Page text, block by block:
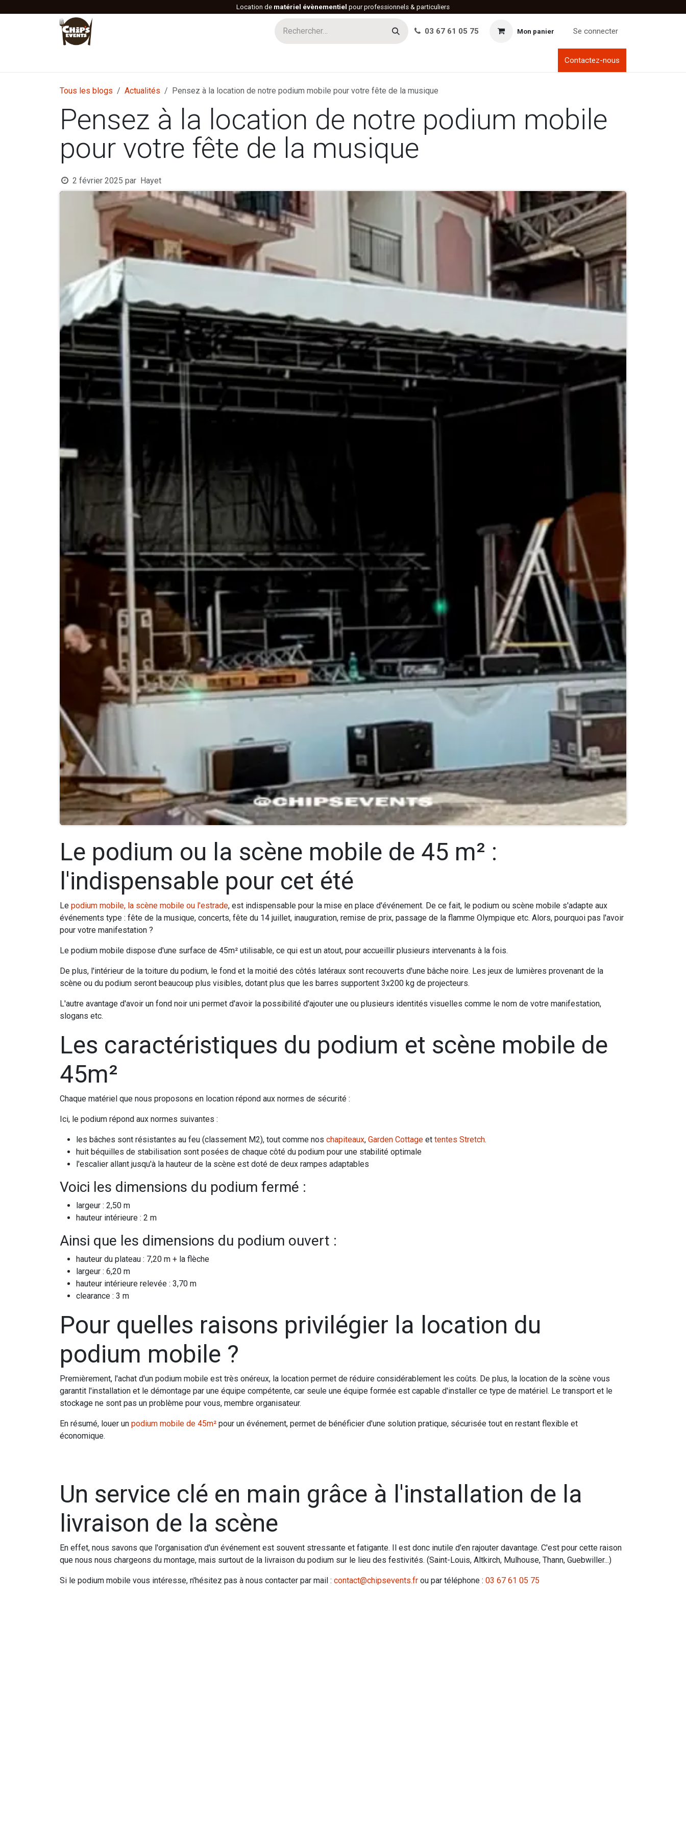
Location de matériel évènementiel pour professionnels & particuliers
03 67 61 05 75 Mon panier Se connecter
Contactez-nous
Tous les blogs Actualités Pensez à la location de notre podium mobile pour votre fête de la musique
Pensez à la location de notre podium mobile
pour votre fête de la musique
2 février 2025 par Hayet
Le podium ou la scène mobile de 45 m² :
l'indispensable pour cet été
Le podium mobile, la scène mobile ou l'estrade, est indispensable pour la mise en place d'événement. De ce fait, le podium ou scène mobile s'adapte aux
événements type : fête de la musique, concerts, fête du 14 juillet, inauguration, remise de prix, passage de la flamme Olympique etc. Alors, pourquoi pas l'avoir
pour votre manifestation ?
Le podium mobile dispose d'une surface de 45m² utilisable, ce qui est un atout, pour accueillir plusieurs intervenants à la fois.
De plus, l'intérieur de la toiture du podium, le fond et la moitié des côtés latéraux sont recouverts d'une bâche noire. Les jeux de lumières provenant de la
scène ou du podium seront beaucoup plus visibles, dotant plus que les barres supportent 3x200 kg de projecteurs.
L'autre avantage d'avoir un fond noir uni permet d'avoir la possibilité d'ajouter une ou plusieurs identités visuelles comme le nom de votre manifestation,
slogans etc.
Les caractéristiques du podium et scène mobile de
45m²
Chaque matériel que nous proposons en location répond aux normes de sécurité :
Ici, le podium répond aux normes suivantes :
les bâches sont résistantes au feu (classement M2), tout comme nos chapiteaux, Garden Cottage et tentes Stretch.
huit béquilles de stabilisation sont posées de chaque côté du podium pour une stabilité optimale
l'escalier allant jusqu'à la hauteur de la scène est doté de deux rampes adaptables
Voici les dimensions du podium fermé :
largeur : 2,50 m
hauteur intérieure : 2 m
Ainsi que les dimensions du podium ouvert :
hauteur du plateau : 7,20 m + la flèche
largeur : 6,20 m
hauteur intérieure relevée : 3,70 m
clearance : 3 m
Pour quelles raisons privilégier la location du
podium mobile ?
Premièrement, l'achat d'un podium mobile est très onéreux, la location permet de réduire considérablement les coûts. De plus, la location de la scène vous
garantit l'installation et le démontage par une équipe compétente, car seule une équipe formée est capable d'installer ce type de matériel. Le transport et le
stockage ne sont pas un problème pour vous, membre organisateur.
En résumé, louer un podium mobile de 45m² pour un événement, permet de bénéficier d'une solution pratique, sécurisée tout en restant flexible et
économique.
Un service clé en main grâce à l'installation de la
livraison de la scène
En effet, nous savons que l'organisation d'un événement est souvent stressante et fatigante. Il est donc inutile d'en rajouter davantage. C'est pour cette raison
que nous nous chargeons du montage, mais surtout de la livraison du podium sur le lieu des festivités. (Saint-Louis, Altkirch, Mulhouse, Thann, Guebwiller...)
Si le podium mobile vous intéresse, n'hésitez pas à nous contacter par mail : contact@chipsevents.fr ou par téléphone : 03 67 61 05 75